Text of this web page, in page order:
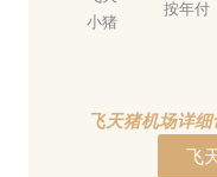
小猪
按年付
飞天猪机场详
飞